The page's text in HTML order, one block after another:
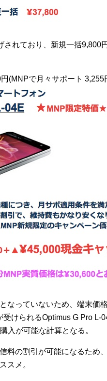
されており、新規一括9,800
(MNPで月々サポート 3,255
なっていないため、端末価
けられるOptimus G Pro L-
入が可能な計算となる。
料の割引が可能になるため
スメ。